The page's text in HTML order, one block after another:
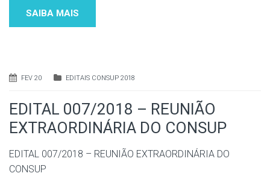
SAIBA MAIS
FEV 20 EDITAIS CONSUP 2018
EDITAL 007/2018 – REUNIÃO
EXTRAORDINÁRIA DO CONSUP
EDITAL 007/2018 – REUNIÃO EXTRAORDINÁRIA DO
CONSUP